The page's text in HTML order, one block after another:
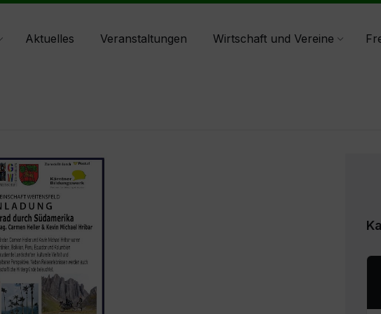
Aktuelles Veranstaltungen Wirtschaft und Vereine